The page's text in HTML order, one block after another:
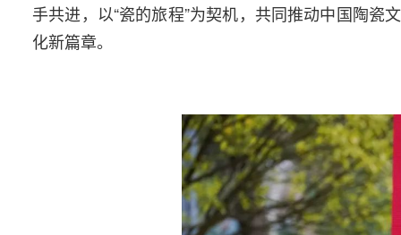
手共进，以“瓷的旅程”为契机，共同推动中国陶
化新篇章。